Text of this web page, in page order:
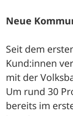
Neue
Seit dem
Kund:innen
mit der
Um rund 30
bereits im